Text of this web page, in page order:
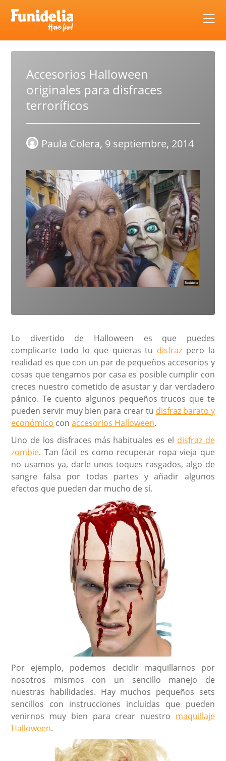
Accesorios Halloween
originales para disfraces
terroríficos
Paula Colera, 9 septiembre, 2014
Lo divertido de Halloween es que puedes
complicarte todo lo que quieras tu disfraz pero la
realidad es que con un par de pequeños accesorios y
cosas que tengamos por casa es posible cumplir con
creces nuestro cometido de asustar y dar verdadero
pánico. Te cuento algunos pequeños trucos que te
pueden servir muy bien para crear tu disfraz barato y
económico conaccesorios Halloween.
Uno de los disfraces más habituales es el disfraz de
zombie. Tan fácil es como recuperar ropa vieja que
no usamos ya, darle unos toques rasgados, algo de
sangre falsa por todas partes y añadir algunos
efectos que pueden dar mucho de sí.
Por ejemplo, podemos decidir maquillarnos por
nosotros mismos con un sencillo manejo de
nuestras habilidades. Hay muchos pequeños sets
sencillos con instrucciones incluidas que pueden
venirnos muy bien para crear nuestro maquillaje
Halloween.